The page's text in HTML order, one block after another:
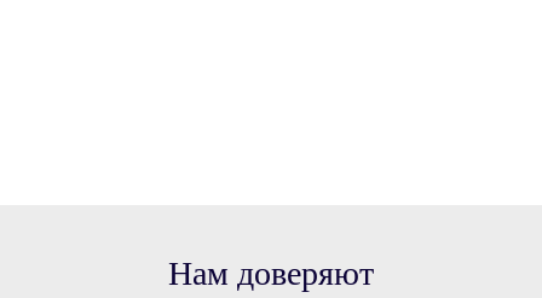
Нам доверяют